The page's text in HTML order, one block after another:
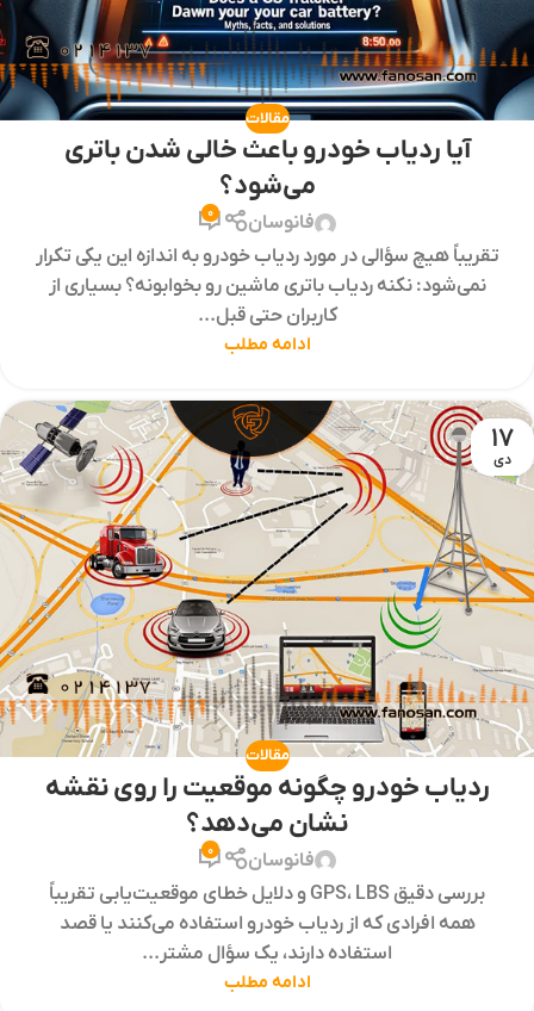
مقالات
آیا ردیاب خودرو باعث خالی شدن باتری
می‌شود؟
فانوسان 0
تقریباً هیچ سؤالی در مورد ردیاب خودرو به اندازه این یکی تکرار
نمی‌شود: نکنه ردیاب باتری ماشین رو بخوابونه؟ بسیاری از
کاربران حتی قبل...
ادامه مطلب
17
دی
مقالات
ردیاب خودرو چگونه موقعیت را روی نقشه
نشان می‌دهد؟
فانوسان 0
بررسی دقیق GPS، LBS و دلایل خطای موقعیت‌یابی تقریباً
همه افرادی که از ردیاب خودرو استفاده می‌کنند یا قصد
استفاده دارند، یک سؤال مشتر...
ادامه مطلب